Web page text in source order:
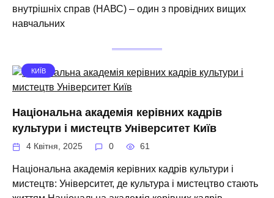
внутрішніх справ (НАВС) – один з провідних вищих
навчальних
КИЇВ
Національна академія керівних кадрів
культури і мистецтв Університет Київ
4 Квітня, 2025 0 61
Національна академія керівних кадрів культури і
мистецтв: Університет, де культура і мистецтво стають